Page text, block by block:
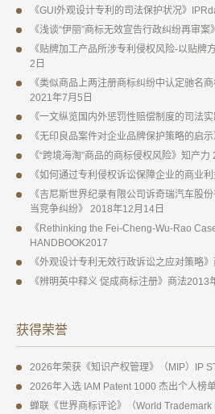
《GUI外观设计专利的司法保护状况》
《浅谈“伊丽”商标无效宣告行政纠纷再审
《贴牌加工产品所涉专利侵权风险-以贴牌
2日
《类似商品上两注册商标纠纷中认定驰名
2021年7月5日
《一文纵览国内外惩罚性赔偿制度的司法
《无印良品案件对企业品牌保护策略的启
《“跨境海淘”商品的商标侵权风险》知产
《如何通过专利侵权诉讼保障企业的商业
《吉尼斯世界纪录有限公司诉奇瑞汽车股
当竞争纠纷》 2018年12月14日
《Rethinking the Fei-Cheng-Wu-Rao
HANDBOOK2017
《外观设计专利无效行政诉讼之应对策略
《辨明英中释义 促成商标注册》商法2013
获得荣誉
2026年荣获《知识产权管理》（MIP）IP
2026年入选 IAM Patent 1000 杰出个人榜
蝉联《世界商标评论》（World